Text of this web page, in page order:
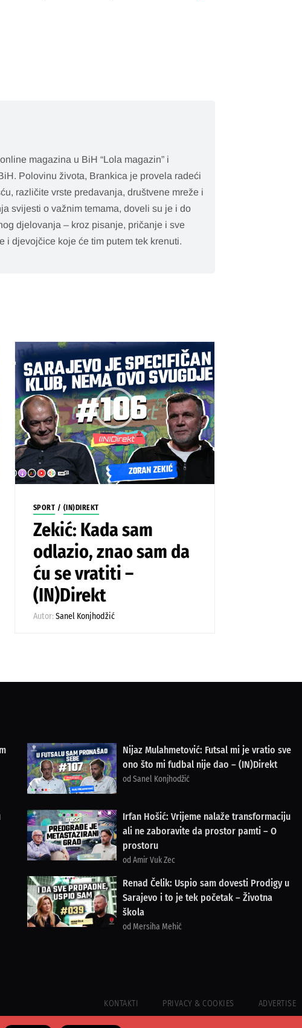
magazina u BiH “Lola magazin” i
Polovinu života, Brankica je provela radeći
različite vrste predavanja, društvene mreže i
svijesti o važnim temama, doveli su je i do
djelovanja – kroz pisanje, pričanje i sve
i djevojčice koje će tim putem tek krenuti.
SPORT / (IN)DIREKT
Zekić: Kada sam
odlazio, znao sam da
ću se vratiti –
(IN)Direkt
Autor: Sanel Konjhodžić
Nijaz Mulahmetović: Futsal mi je vratio sve
ono što mi fudbal nije dao – (IN)Direkt
od Sanel Konjhodžić
Irfan Hošić: Vrijeme nalaže transformaciju
ali ne zaboravite da prostor pamti – O
prostoru
od Amir Vuk Zec
Renad Čelik: Uspio sam dovesti Prodigy u
Sarajevo i to je tek početak – Životna
škola
od Mersiha Mehić
KONTAKTI PRIVACY & COOKIES ADVERTISE